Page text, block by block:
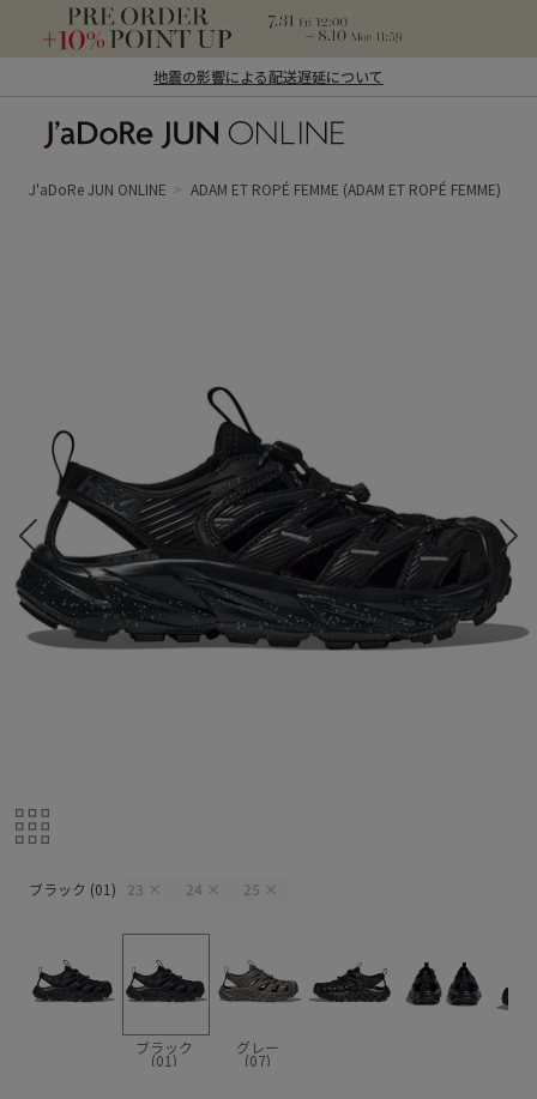
地震の影響による配送遅延について
ン オンライン）
J'aDoRe JUN ONLINE ADAM ET ROPÉ FEMME (ADAM ET ROPÉ FEMME)
ブラック (01) 23 × 24 × 25 ×
ブラック
(01)
グレー
(07)